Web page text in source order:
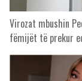
Virozat mbushin
fëmijët të prekur